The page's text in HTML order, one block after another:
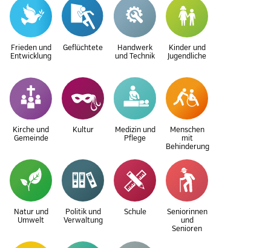
Frieden und
Entwicklung
Geflüchtete
Handwerk
und Technik
Kinder und
Jugendliche
Kirche und
Gemeinde
Kultur
Medizin und
Pflege
Menschen
mit
Behinderung
Natur und
Umwelt
Politik und
Verwaltung
Schule
Seniorinnen
und
Senioren